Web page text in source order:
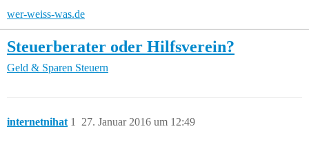
wer-weiss-was.de
Steuerberater oder Hilfsverein?
Geld & Sparen Steuern
internetnihat 27. Januar 2016 um 12:49
1